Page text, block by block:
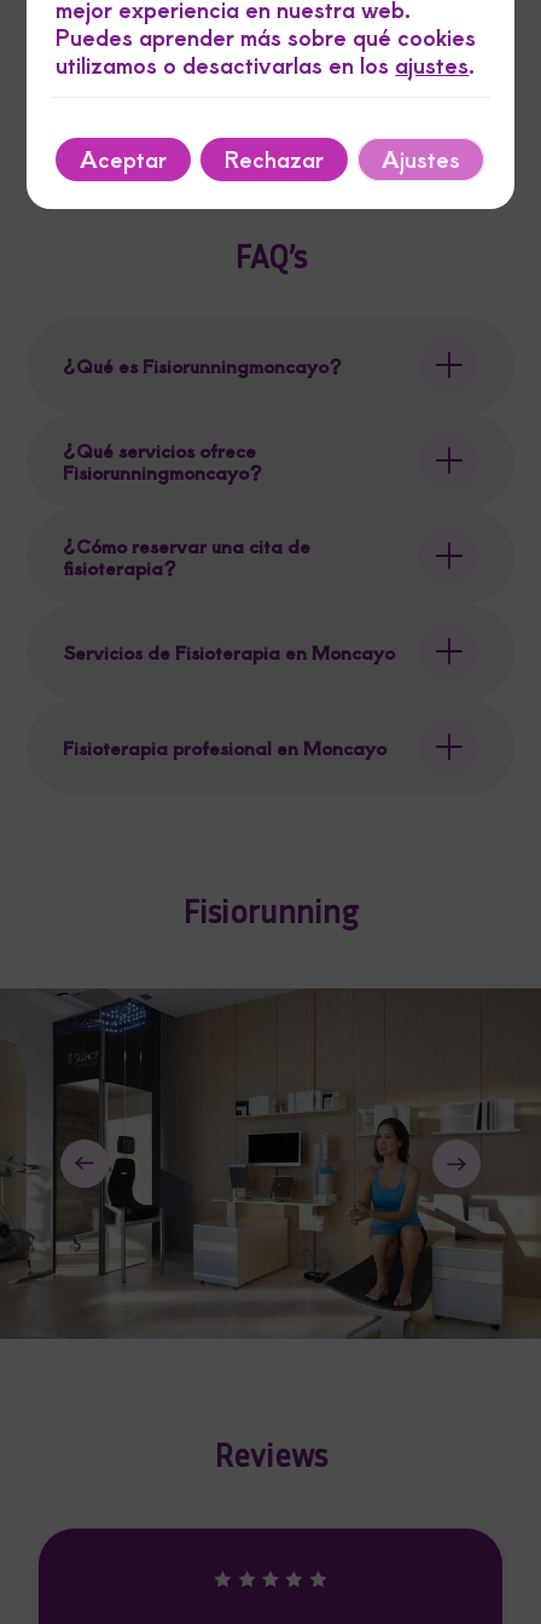
Saber más 473,00€ El
precio
original
era:
177,38
c/IVA
FAQ’s
¿Qué es Fisiorunningmoncayo?
¿Qué servicios ofrece
Fisiorunningmoncayo?
¿Cómo reservar una cita de
fisioterapia?
Servicios de Fisioterapia en Moncayo
Fisioterapia profesional en Moncayo
Fisiorunning
Reviews
mejor experiencia en nuestra web.
Puedes aprender más sobre qué cookies
utilizamos o desactivarlas en los ajustes.
Aceptar Rechazar Ajustes